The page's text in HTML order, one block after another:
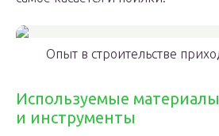
Опыт в строительстве
Используемые материалы
и инструменты